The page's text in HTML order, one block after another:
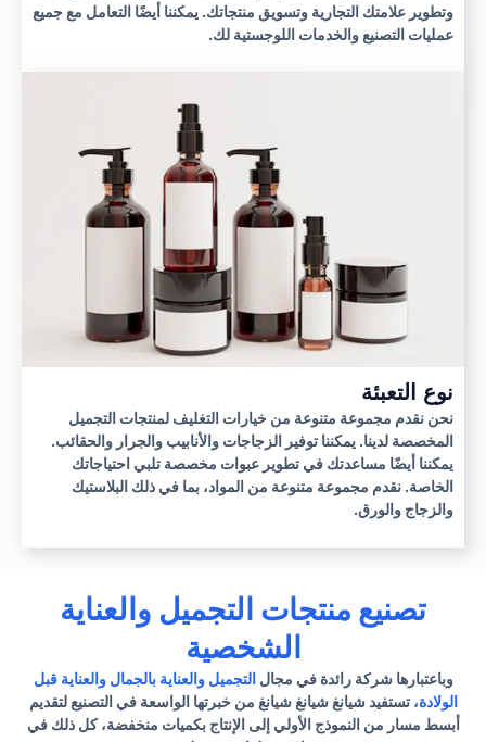
وتطوير علامتك التجارية وتسويق منتجاتك. يمكننا أيضًا التعامل مع جميع
عمليات التصنيع والخدمات اللوجستية لك.
نوع التعبئة
نحن نقدم مجموعة متنوعة من خيارات التغليف لمنتجات التجميل
المخصصة لدينا. يمكننا توفير الزجاجات والأنابيب والجرار والحقائب.
يمكننا أيضًا مساعدتك في تطوير عبوات مخصصة تلبي احتياجاتك
الخاصة. نقدم مجموعة متنوعة من المواد، بما في ذلك البلاستيك
والزجاج والورق.
تصنيع منتجات التجميل والعناية
الشخصية
وباعتبارها شركة رائدة في مجالالتجميل والعناية بالجمال والعناية قبل
الولادة، تستفيد شيانغ شيانغ شيانغ من خبرتها الواسعة في التصنيع لتقديم
أبسط مسار من النموذج الأولي إلى الإنتاج بكميات منخفضة، كل ذلك في